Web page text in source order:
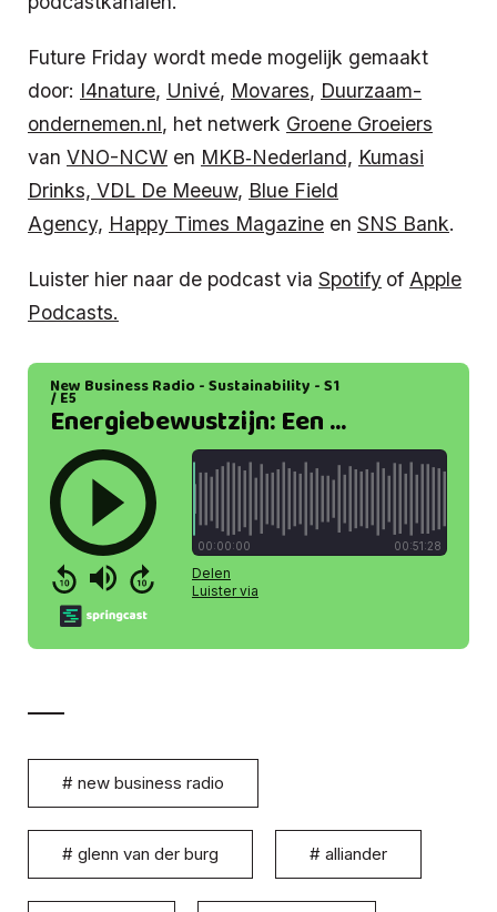
Future Friday wordt mede mogelijk gemaakt
door: I4nature, Univé, Movares, Duurzaam-
ondernemen.nl, het netwerk Groene Groeiers
van VNO-NCW en MKB‑Nederland, Kumasi
Drinks, VDL De Meeuw, Blue Field
Agency, Happy Times Magazine en SNS Bank.
Luister hier naar de podcast via Spotify of Apple
Podcasts.
# new business radio
# glenn van der burg # alliander